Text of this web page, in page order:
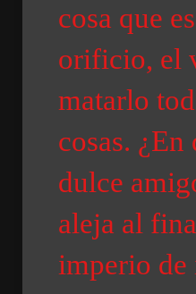
cosa que
orificio, el
matarlo
cosas.
dulce
aleja al
imperio de